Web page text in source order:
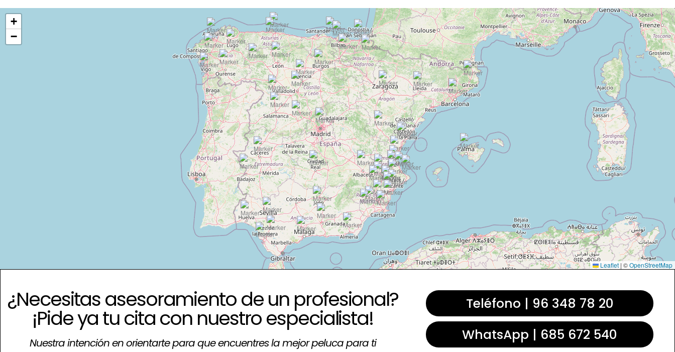
+
−
Leaflet | ©OpenStreetMap
¿Necesitas asesoramiento de un profesional?
¡Pide ya tu cita con nuestro especialista!
Nuestra intención en orientarte para que encuentres la mejor peluca para ti
Teléfono | 96 348 78 20
WhatsApp | 685 672 540